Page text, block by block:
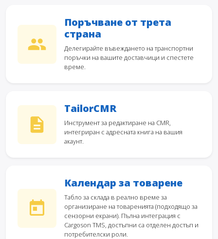
Поръчване от трета
страна
Делегирайте въвеждането на транспортни
поръчки на вашите доставчици и спестете
време.
TailorCMR
Инструмент за редактиране на CMR,
интегриран с адресната книга на вашия
акаунт.
Календар за товарене
Табло за склада в реално време за
организиране на товаренията (подходящо за
сензорни екрани). Пълна интеграция с
Cargoson TMS, достъпни са отделен достъп и
потребителски роли.